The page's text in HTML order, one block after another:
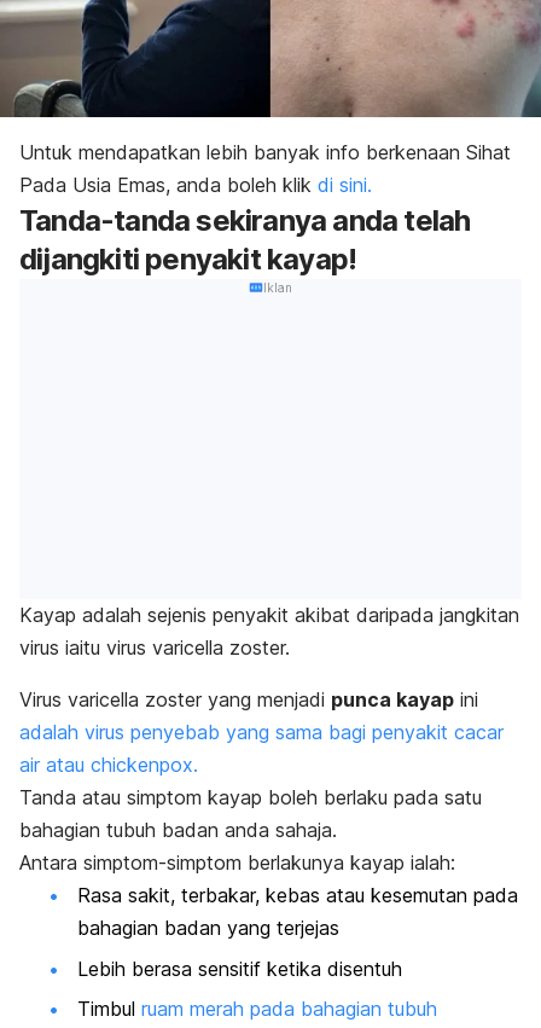
Untuk mendapatkan lebih banyak info berkenaan Sihat
Pada Usia Emas, anda boleh klik di sini.
Tanda-tanda sekiranya anda telah
dijangkiti penyakit kayap!
Iklan
Kayap adalah sejenis penyakit akibat daripada jangkitan
virus iaitu virus varicella zoster.
Virus varicella zoster yang menjadi punca kayap ini
adalah virus penyebab yang sama bagi penyakit cacar
air atau chickenpox.
Tanda atau simptom kayap boleh berlaku pada satu
bahagian tubuh badan anda sahaja.
Antara simptom-simptom berlakunya kayap ialah:
Rasa sakit, terbakar, kebas atau kesemutan pada
bahagian badan yang terjejas
Lebih berasa sensitif ketika disentuh
Timbul ruam merah pada bahagian tubuh